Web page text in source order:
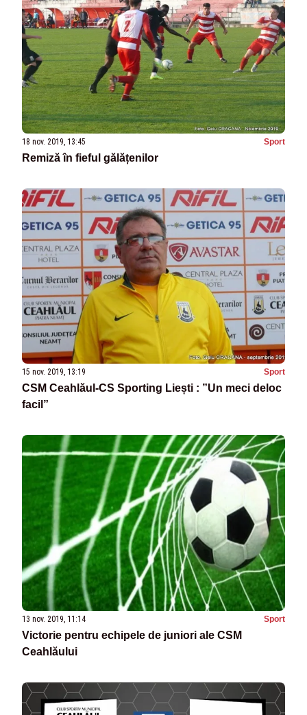
18 nov. 2019, 13:45 Sport
Remiză în fieful gălățenilor
15 nov. 2019, 13:19 Sport
CSM Ceahlăul-CS Sporting Liești : ”Un meci deloc
facil”
13 nov. 2019, 11:14 Sport
Victorie pentru echipele de juniori ale CSM
Ceahlăului